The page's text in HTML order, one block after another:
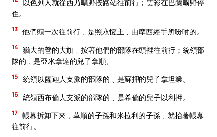
以色列人就從西乃曠野按路站往前行；雲彩在巴蘭曠野停
住。
13 他們頭一次往前行﹑是照永恆主﹑由摩西經手所吩咐的。
14 猶大的營的大旗﹑按著他們的部隊在頭裡往前行；統領部
隊的﹑是亞米拿達的兒子拿順。
15 統領以薩迦人支派的部隊的﹑是蘇押的兒子拿坦業。
16 統領西布倫人支派的部隊的﹑是希倫的兒子以利押。
17 帳幕拆卸下來﹐革順的子孫和米拉利的子孫﹑就抬著帳幕
往前行。